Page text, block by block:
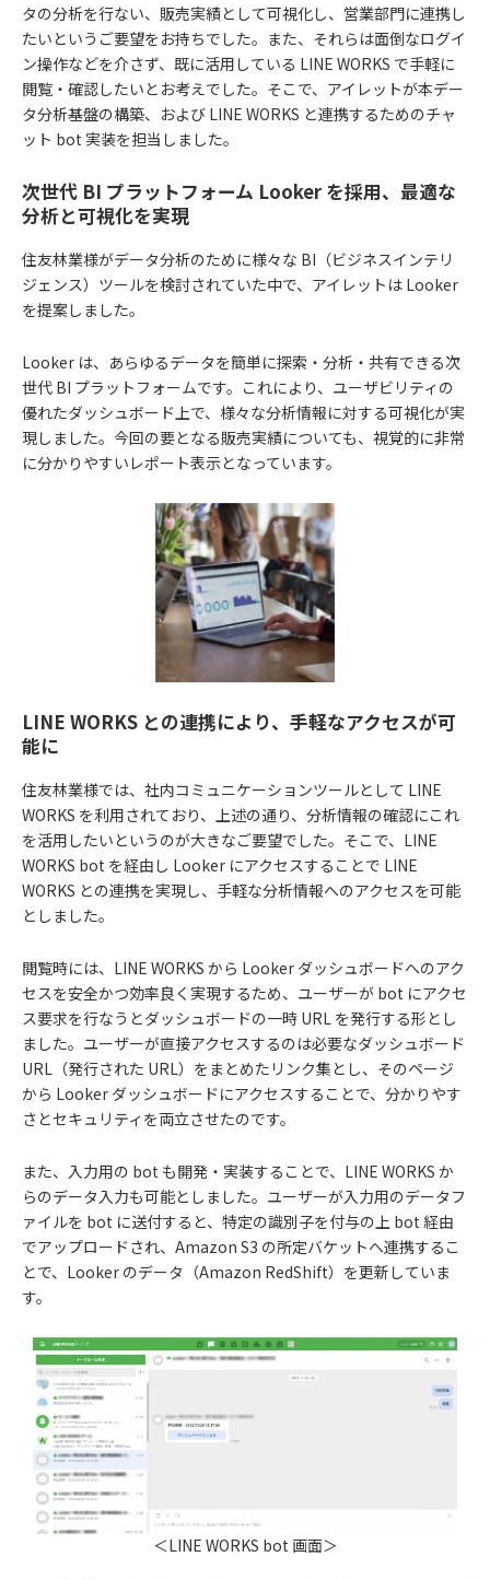
タの分析を行ない、販売実績として可視化し、営業部門に連携し
たいというご要望をお持ちでした。また、それらは面倒なログイ
ン操作などを介さず、既に活用している LINE WORKS で手軽に
閲覧・確認したいとお考えでした。そこで、アイレットが本デー
タ分析基盤の構築、および LINE WORKS と連携するためのチャ
ット bot 実装を担当しました。
次世代 BI プラットフォーム Looker を採用、最適な
分析と可視化を実現
住友林業様がデータ分析のために様々な BI（ビジネスインテリ
ジェンス）ツールを検討されていた中で、アイレットは Looker
を提案しました。
Looker は、あらゆるデータを簡単に探索・分析・共有できる次
世代 BI プラットフォームです。これにより、ユーザビリティの
優れたダッシュボード上で、様々な分析情報に対する可視化が実
現しました。今回の要となる販売実績についても、視覚的に非常
に分かりやすいレポート表示となっています。
LINE WORKS との連携により、手軽なアクセスが可
能に
住友林業様では、社内コミュニケーションツールとして LINE
WORKS を利用されており、上述の通り、分析情報の確認にこれ
を活用したいというのが大きなご要望でした。そこで、LINE
WORKS bot を経由し Looker にアクセスすることで LINE
WORKS との連携を実現し、手軽な分析情報へのアクセスを可能
としました。
閲覧時には、LINE WORKS から Looker ダッシュボードへのアク
セスを安全かつ効率良く実現するため、ユーザーが bot にアクセ
ス要求を行なうとダッシュボードの一時 URL を発行する形とし
ました。ユーザーが直接アクセスするのは必要なダッシュボード
URL（発行された URL）をまとめたリンク集とし、そのページ
から Looker ダッシュボードにアクセスすることで、分かりやす
さとセキュリティを両立させたのです。
また、入力用の bot も開発・実装することで、LINE WORKS か
らのデータ入力も可能としました。ユーザーが入力用のデータフ
ァイルを bot に送付すると、特定の識別子を付与の上 bot 経由
でアップロードされ、Amazon S3 の所定バケットへ連携するこ
とで、Looker のデータ（Amazon RedShift）を更新していま
す。
＜LINE WORKS bot 画面＞